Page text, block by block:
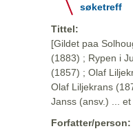
søketreff
Tittel:
[Gildet paa
(1883) ; Rypen i
(1857) ; Olaf
Olaf Liljekrans
Janss (ansv.) ... et
Forfatter/person: